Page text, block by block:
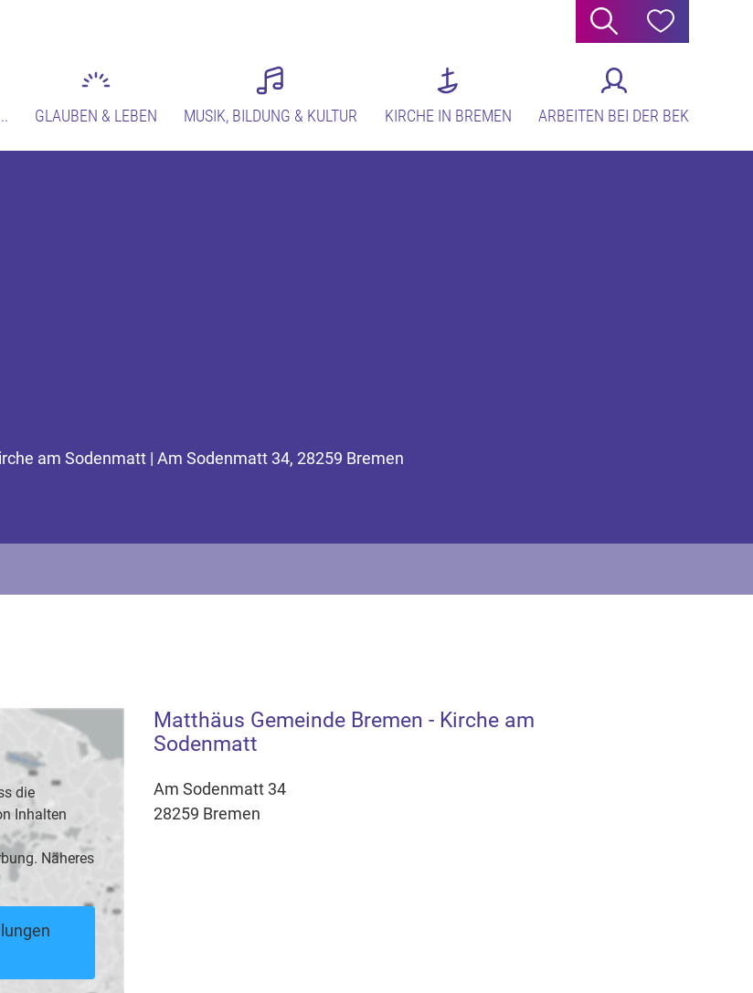
Suche Hilfe
GLAUBEN & LEBEN MUSIK, BILDUNG & KULTUR KIRCHE IN BREMEN ARBEITEN BEI DER BEK
am Sodenmatt | Am Sodenmatt 34, 28259 Bremen
die
Inhalten
Näheres
Matthäus Gemeinde Bremen - Kirche am
Sodenmatt
Am Sodenmatt 34
28259 Bremen